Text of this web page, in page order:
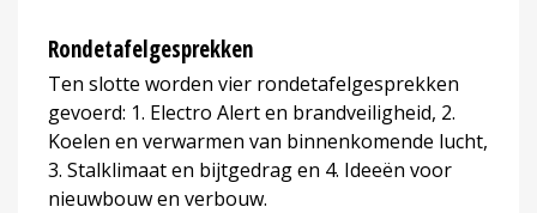
Rondetafelgesprekken
Ten slotte worden vier rondetafelgesprekken
gevoerd: 1. Electro Alert en brandveiligheid, 2.
Koelen en verwarmen van binnenkomende lucht,
3. Stalklimaat en bijtgedrag en 4. Ideeën voor
nieuwbouw en verbouw.